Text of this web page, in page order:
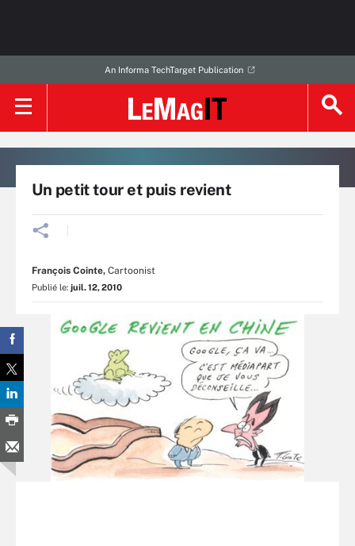
An Informa TechTarget Publication
Un petit tour et puis revient
François Cointe, Cartoonist
Publié le: juil. 12, 2010